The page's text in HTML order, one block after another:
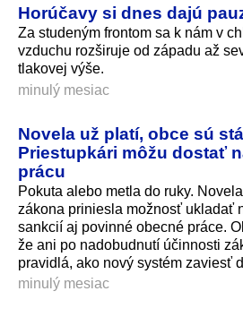
Horúčavy si dnes dajú
Za studeným frontom sa k nám v
vzduchu rozširuje od západu až
tlakovej výše.
minulý mesiac
Novela už platí, obce sú
Priestupkári môžu dostať
prácu
Pokuta alebo metla do ruky.
zákona priniesla možnosť ukladať
sankcií aj povinné obecné práce.
že ani po nadobudnutí účinnosti
pravidlá, ako nový systém zaviesť
minulý mesiac